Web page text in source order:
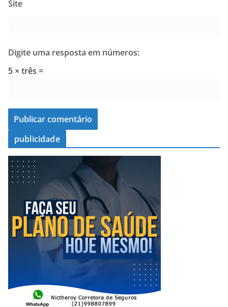
Site
Digite uma resposta em números:
5 × três =
publicidade